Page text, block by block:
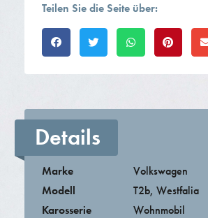
Teilen Sie die Seite über:​
Details
Marke
Volkswagen
Modell
T2b,Westfalia
Karosserie
Wohnmobil